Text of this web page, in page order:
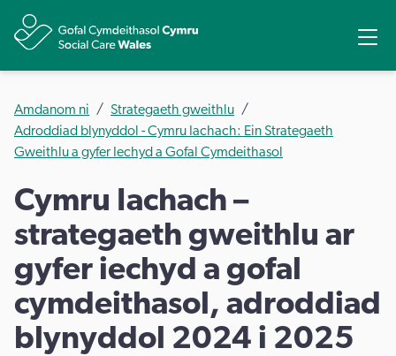
Amdanom ni
Strategaeth gweithlu
Adroddiad blynyddol - Cymru Iachach: Ein Strategaeth
Gweithlu a gyfer Iechyd a Gofal Cymdeithasol
Cymru Iachach –
strategaeth gweithlu ar
gyfer iechyd a gofal
cymdeithasol, adroddiad
blynyddol 2024 i 2025